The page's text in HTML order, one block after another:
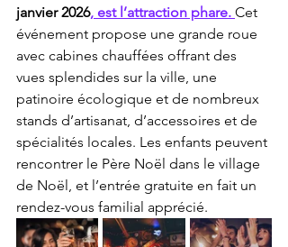
janvier 2026, est l’attraction phare. Cet
événement propose une grande roue
avec cabines chauffées offrant des
vues splendides sur la ville, une
patinoire écologique et de nombreux
stands d’artisanat, d’accessoires et de
spécialités locales. Les enfants peuvent
rencontrer le Père Noël dans le village
de Noël, et l’entrée gratuite en fait un
rendez-vous familial apprécié.